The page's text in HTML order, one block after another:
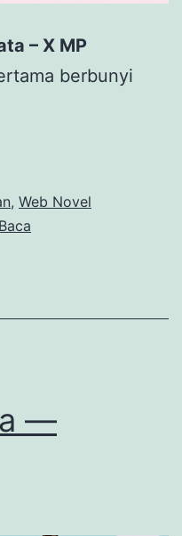
– X MP
berbunyi
, Web Novel
—